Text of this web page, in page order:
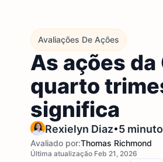
Avaliações De Ações
As ações
quarto
significa
Rexielyn Diaz•5
Avaliado por:Thomas Richmond
Última atualização Feb 21, 2026